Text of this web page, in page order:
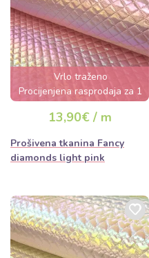
Vrlo traženo
Procijenjena rasprodaja za 1
dan
13,90€ / m
Prošivena tkanina Fancy
diamonds light pink